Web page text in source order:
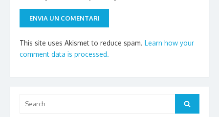
This site uses Akismet to reduce spam. Learn how your
comment data is processed.
for:
Search